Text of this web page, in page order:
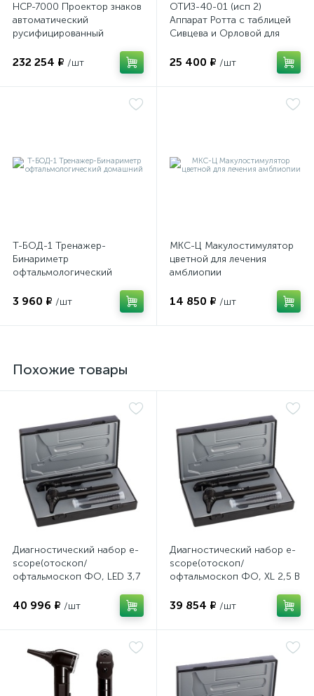
НСР-7000 Проектор знаков
автоматический
русифицированный
232 254 ₽ /шт
ОТИЗ-40-01 (исп 2)
Аппарат Ротта с таблицей
Сивцева и Орловой для
очков
25 400 ₽ /шт
Т-БОД-1 Тренажер-
Бинариметр
офтальмологический
3 960 ₽ /шт
МКС-Ц Макулостимулятор
цветной для лечения
амблиопии
14 850 ₽ /шт
Похожие товары
Диагностический набор e-
scope(отоскоп/
офтальмоскоп ФО, LED 3,7
40 996 ₽ /шт
Диагностический набор e-
scope(отоскоп/
офтальмоскоп ФО, XL 2,5 В
39 854 ₽ /шт